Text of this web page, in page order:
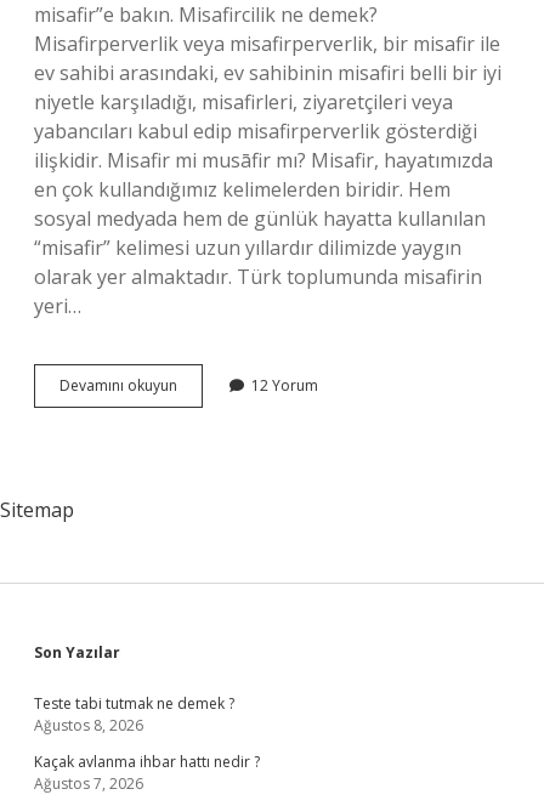
misafir”e bakın. Misafircilik ne demek?
Misafirperverlik veya misafirperverlik, bir misafir ile
ev sahibi arasındaki, ev sahibinin misafiri belli bir iyi
niyetle karşıladığı, misafirleri, ziyaretçileri veya
yabancıları kabul edip misafirperverlik gösterdiği
ilişkidir. Misafir mi musāfir mı? Misafir, hayatımızda
en çok kullandığımız kelimelerden biridir. Hem
sosyal medyada hem de günlük hayatta kullanılan
“misafir” kelimesi uzun yıllardır dilimizde yaygın
olarak yer almaktadır. Türk toplumunda misafirin
yeri…
Devamını okuyun Misafirin
Türkçesi
12 Yorum
Sitemap
Sidebar
Son Yazılar
Teste tabi tutmak ne demek ?
Ağustos 8, 2026
Kaçak avlanma ihbar hattı nedir ?
Ağustos 7, 2026